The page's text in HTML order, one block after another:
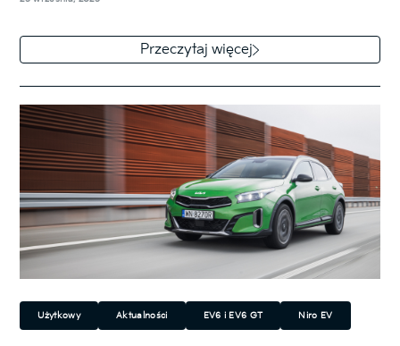
które mają zbliżone wymiary zewnętrze i… podobne
ceny. Na tym jednak ich…
Przeczytaj więcej
Użytkowy Aktualności EV6 i EV6 GT Niro EV